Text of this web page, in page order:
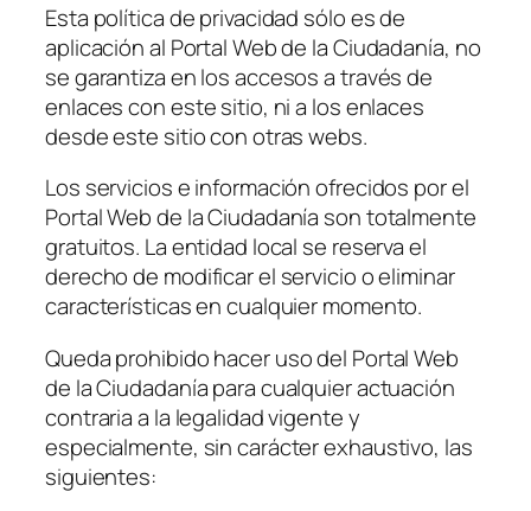
Esta política de privacidad sólo es de
aplicación al Portal Web de la Ciudadanía, no
se garantiza en los accesos a través de
enlaces con este sitio, ni a los enlaces
desde este sitio con otras webs.
Los servicios e información ofrecidos por el
Portal Web de la Ciudadanía son totalmente
gratuitos. La entidad local se reserva el
derecho de modificar el servicio o eliminar
características en cualquier momento.
Queda prohibido hacer uso del Portal Web
de la Ciudadanía para cualquier actuación
contraria a la legalidad vigente y
especialmente, sin carácter exhaustivo, las
siguientes: